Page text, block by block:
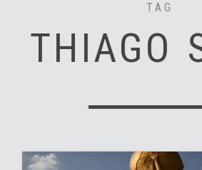
TAG
THIAGO